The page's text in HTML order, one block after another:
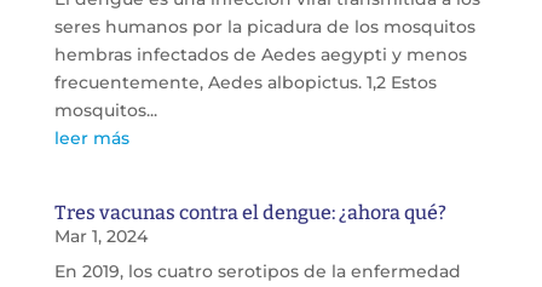
seres humanos por la picadura de los mosquitos
hembras infectados de Aedes aegypti y menos
frecuentemente, Aedes albopictus. 1,2 Estos
mosquitos...
leer más
Tres vacunas contra el dengue: ¿ahora qué?
Mar 1, 2024
En 2019, los cuatro serotipos de la enfermedad